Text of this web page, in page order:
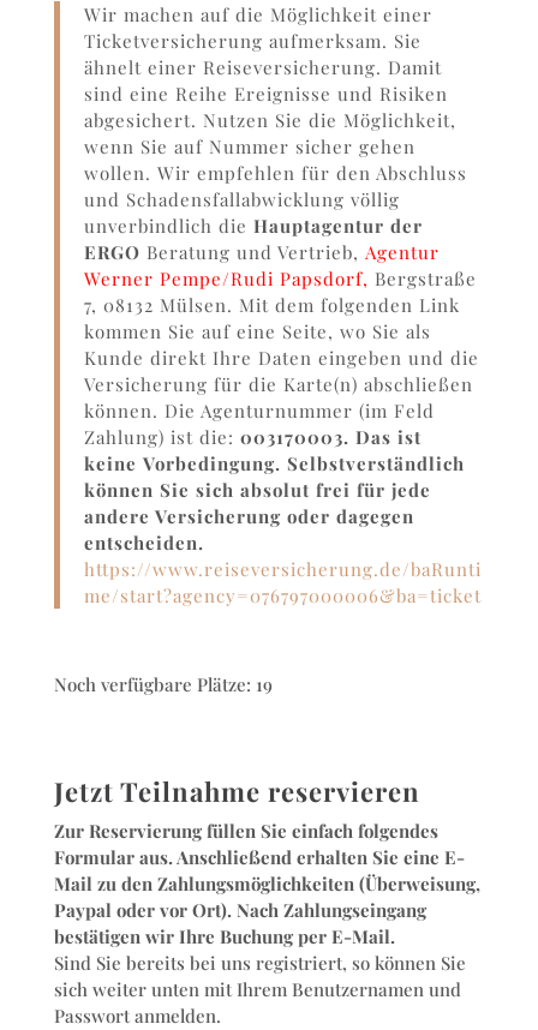
Wir machen auf die Möglichkeit einer
Ticketversicherung aufmerksam. Sie
ähnelt einer Reiseversicherung. Damit
sind eine Reihe Ereignisse und Risiken
abgesichert. Nutzen Sie die Möglichkeit,
wenn Sie auf Nummer sicher gehen
wollen. Wir empfehlen für den Abschluss
und Schadensfallabwicklung völlig
unverbindlich die Hauptagentur der
ERGO Beratung und Vertrieb, Agentur
Werner Pempe/Rudi Papsdorf, Bergstraße
7, 08132 Mülsen. Mit dem folgenden Link
kommen Sie auf eine Seite, wo Sie als
Kunde direkt Ihre Daten eingeben und die
Versicherung für die Karte(n) abschließen
können. Die Agenturnummer (im Feld
Zahlung) ist die: 003170003. Das ist
keine Vorbedingung. Selbstverständlich
können Sie sich absolut frei für jede
andere Versicherung oder dagegen
entscheiden.
https://www.reiseversicherung.de/baRunti
me/start?agency=076797000006&ba=ticket
Noch verfügbare Plätze: 19
Jetzt Teilnahme reservieren
Zur Reservierung füllen Sie einfach folgendes
Formular aus. Anschließend erhalten Sie eine E-
Mail zu den Zahlungsmöglichkeiten (Überweisung,
Paypal oder vor Ort). Nach Zahlungseingang
bestätigen wir Ihre Buchung per E-Mail.
Sind Sie bereits bei uns registriert, so können Sie
sich weiter unten mit Ihrem Benutzernamen und
Passwort anmelden.